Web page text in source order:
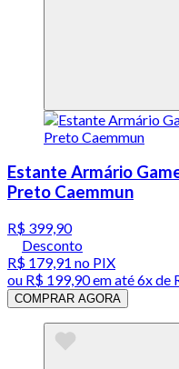
Estante Armário
Preto Caemmun
R$ 399,90
Desconto
R$ 179,91 no PIX
ou R$ 199,90em até6x de
COMPRAR AGORA